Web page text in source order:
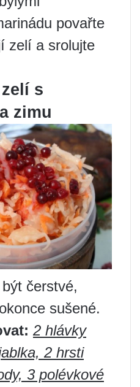
povařte
zelí a srolujte
s
zimu
čerstvé,
sušené.
2 hlávky
2 hrsti
3 polévkové